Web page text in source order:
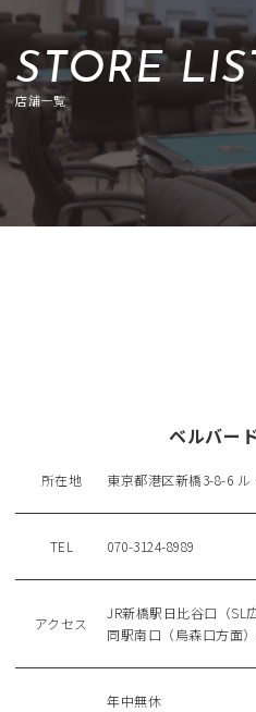
STORE
店舗一覧
ベルバー
所在地 東京都港区新橋3-8-6 ル
TEL 070-3124-8989
アクセス
JR新橋駅日比谷口（SL
同駅南口（烏森口方面
年中無休